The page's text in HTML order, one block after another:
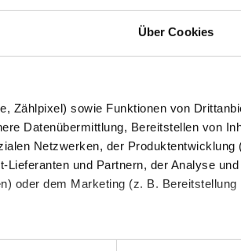
Über Cookies
Zählpixel) sowie Funktionen von
Datenübermittlung, Bereitstellen von
Netzwerken, der Produktentwicklung
Lieferanten und Partnern, der Analyse und
oder dem Marketing (z. B. Bereitstellung
"Cookies" am Seitenende können Sie
Check (kostenlos) Unsere Experten prüfen jede
So können Sie sich sicher sein, dass Sie immer
€
zzgl. Versandkosten